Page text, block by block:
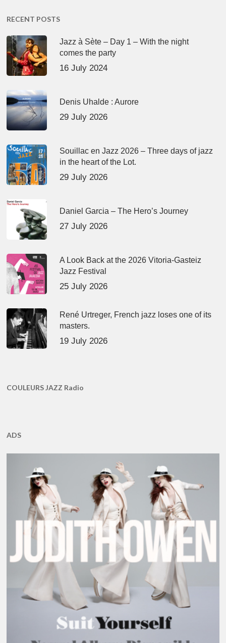
RECENT POSTS
Jazz à Sète – Day 1 – With the night
comes the party
16 July 2024
Denis Uhalde : Aurore
29 July 2026
Souillac en Jazz 2026 – Three days of jazz
in the heart of the Lot.
29 July 2026
Daniel Garcia – The Hero’s Journey
27 July 2026
A Look Back at the 2026 Vitoria-Gasteiz
Jazz Festival
25 July 2026
René Urtreger, French jazz loses one of its
masters.
19 July 2026
COULEURS JAZZ Radio
ADS